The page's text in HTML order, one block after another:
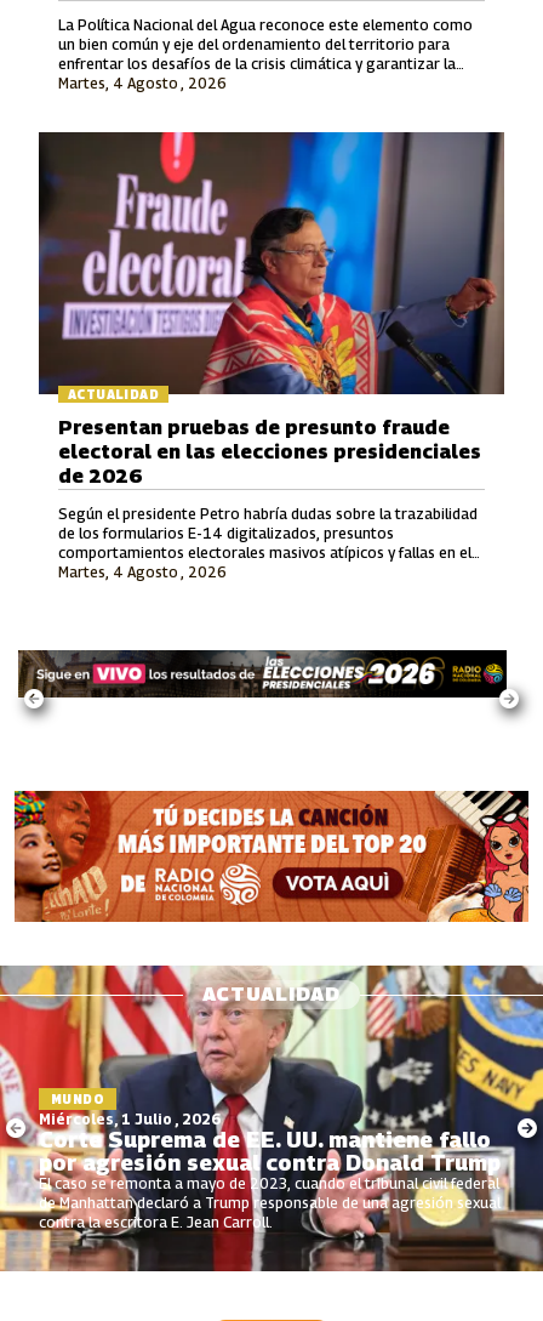
Martes, 4 Agosto , 2026
La Política Nacional del Agua reconoce este elemento como
un bien común y eje del ordenamiento del territorio para
enfrentar los desafíos de la crisis climática y garantizar la
justicia ambiental.
ACTUALIDAD
Martes, 4 Agosto , 2026
Presentan pruebas de presunto fraude
electoral en las elecciones presidenciales
de 2026
Según el presidente Petro habría dudas sobre la trazabilidad
de los formularios E-14 digitalizados, presuntos
comportamientos electorales masivos atípicos y fallas en el
proceso de escrutinio de los votos depositados en el exterior.
ACTUALIDAD
Miércoles, 1 Julio , 2026
Corte Suprema de EE. UU. mantiene fallo
por agresión sexual contra Donald Trump
MUNDO
El caso se remonta a mayo de 2023, cuando el tribunal civil federal
de Manhattan declaró a Trump responsable de una agresión sexual
contra la escritora E. Jean Carroll.